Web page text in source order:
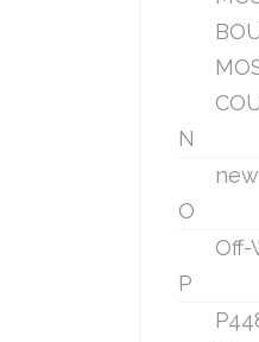
N
O
Off-
P